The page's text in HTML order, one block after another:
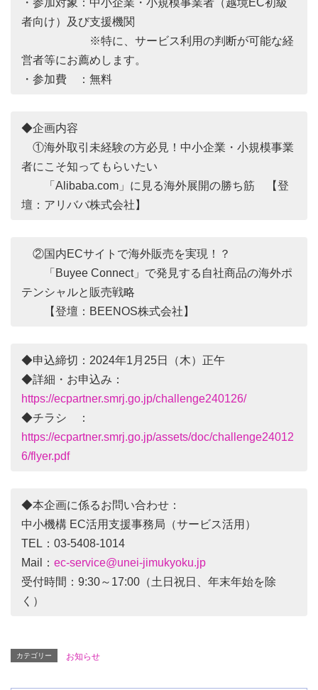
者向け）及び支援機関
※特に、サービス利用の判断が可能な経
営者等にお薦めします。
・参加費 ：無料
◆企画内容
①海外取引未経験の方必見！中小企業・小規模事業
者にこそ知ってもらいたい
「Alibaba.com」に見る海外展開の勝ち筋 【登
壇：アリババ株式会社】
②国内ECサイトで海外販売を実現！？
「Buyee Connect」で発見する自社商品の海外ポ
テンシャルと販売戦略
【登壇：BEENOS株式会社】
◆申込締切：2024年1月25日（木）正午
◆詳細・お申込み：
https://ecpartner.smrj.go.jp/challenge240126/
◆チラシ ：
https://ecpartner.smrj.go.jp/assets/doc/challenge24012
6/flyer.pdf
◆本企画に係るお問い合わせ：
中小機構 EC活用支援事務局（サービス活用）
TEL：03-5408-1014
Mail： ec-service@unei-jimukyoku.jp
受付時間：9:30～17:00（土日祝日、年末年始を除
く）
カテゴリー お知らせ